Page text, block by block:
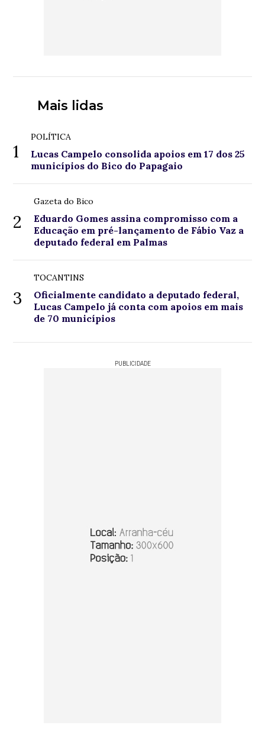
Mais lidas
1
POLÍTICA
Lucas Campelo consolida apoios em 17 dos 25
municípios do Bico do Papagaio
2
Gazeta do Bico
Eduardo Gomes assina compromisso com a
Educação em pré-lançamento de Fábio Vaz a
deputado federal em Palmas
3
TOCANTINS
Oficialmente candidato a deputado federal,
Lucas Campelo já conta com apoios em mais
de 70 municípios
PUBLICIDADE